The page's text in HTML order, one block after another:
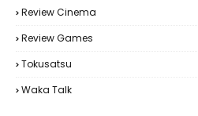
Review Cinema
Review Games
Tokusatsu
Waka Talk